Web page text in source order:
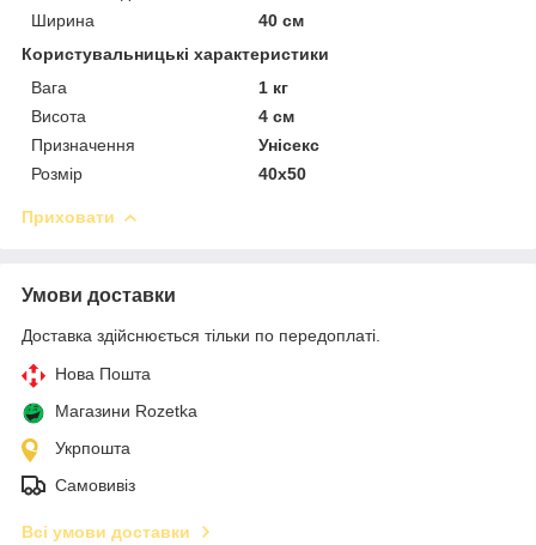
Ширина
40 см
Користувальницькі характеристики
Вага
1 кг
Висота
4 см
Призначення
Унісекс
Розмір
40х50
Приховати
Умови доставки
Доставка здійснюється тільки по передоплаті.
Нова Пошта
Магазини Rozetka
Укрпошта
Самовивіз
Всі умови доставки